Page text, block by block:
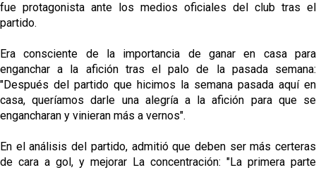
mercado
fue protagonista ante los medios oficiales del club tras el
partido.
Era consciente de la importancia de ganar en casa para
enganchar a la afición tras el palo de la pasada semana:
"Después del partido que hicimos la semana pasada aquí en
casa, queríamos darle una alegría a la afición para que se
engancharan y vinieran más a vernos".
En el análisis del partido, admitió que deben ser más certeras
de cara a gol, y mejorar La concentración: "La primera parte